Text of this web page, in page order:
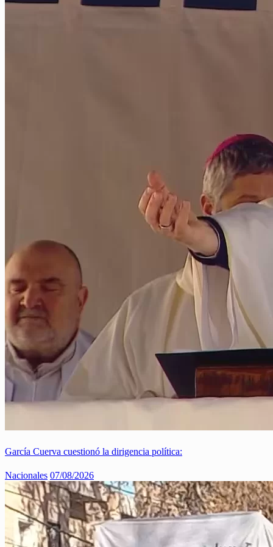
García Cuerva cuestionó la dirigencia política:
Nacionales 07/08/2026